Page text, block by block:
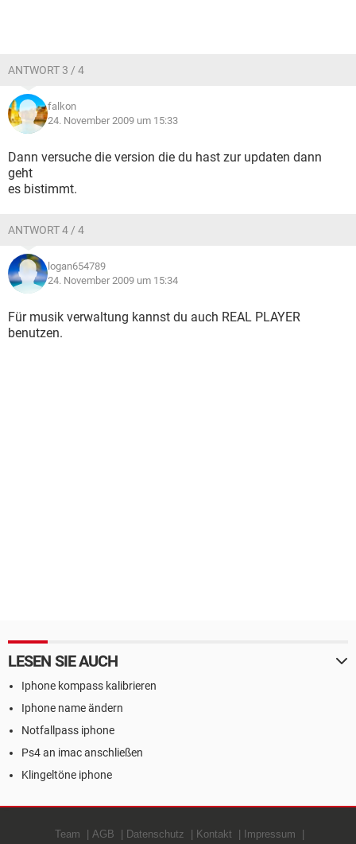
ANTWORT 3 / 4
falkon
24. November 2009 um 15:33
Dann versuche die version die du hast zur updaten dann
geht
es bistimmt.
ANTWORT 4 / 4
logan654789
24. November 2009 um 15:34
Für musik verwaltung kannst du auch REAL PLAYER
benutzen.
LESEN SIE AUCH
Iphone kompass kalibrieren
Iphone name ändern
Notfallpass iphone
Ps4 an imac anschließen
Klingeltöne iphone
Team AGB Datenschutz Kontakt Impressum